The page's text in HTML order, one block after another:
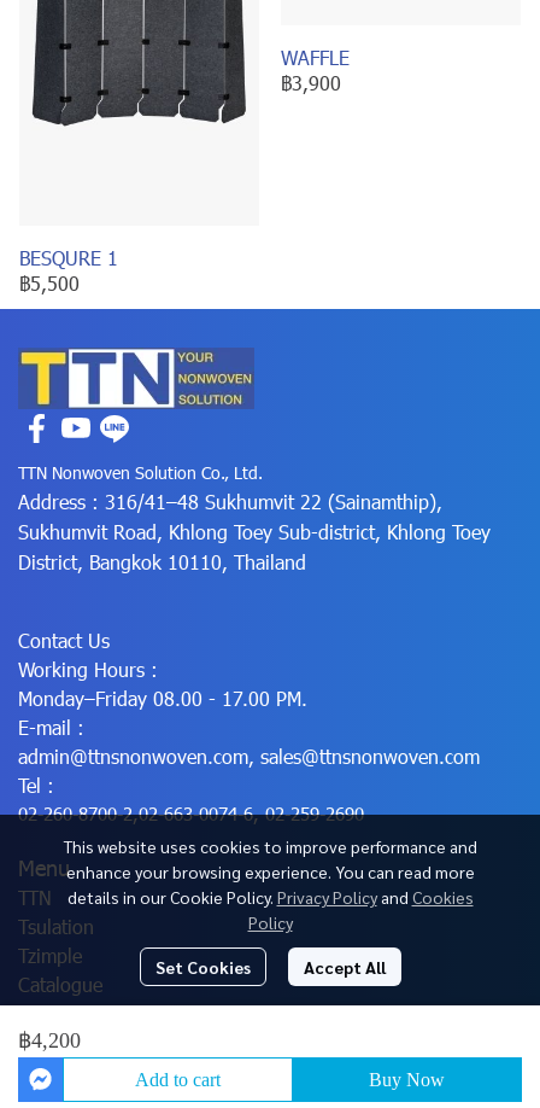
BESQURE 1
฿5,500
WAFFLE
฿3,900
฿4,200
Add to cart Buy Now
This website uses cookies to improve performance and
enhance your browsing experience. You can read more
details in our Cookie Policy. Privacy Policy and Cookies
Policy
Set Cookies Accept All
TTN Nonwoven Solution Co., Ltd.
Address : 316/41–48 Sukhumvit 22 (Sainamthip),
Sukhumvit Road, Khlong Toey Sub-district, Khlong Toey
District, Bangkok 10110, Thailand
Contact Us
Working Hours :
Monday–Friday 08.00 - 17.00 PM.
E-mail :
admin@ttnsnonwoven.com, sales@ttnsnonwoven.com
Tel :
02-260-8700-2,02-663-0074-6,02-259-2690
Menu
TTN
Tsulation
Tzimple
Catalogue